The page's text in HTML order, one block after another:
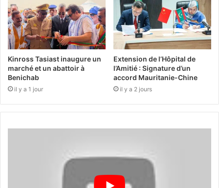
Kinross Tasiast inaugure un
marché et un abattoir à
Benichab
il y a 1 jour
Extension de l’Hôpital de
l’Amitié : Signature d’un
accord Mauritanie-Chine
il y a 2 jours